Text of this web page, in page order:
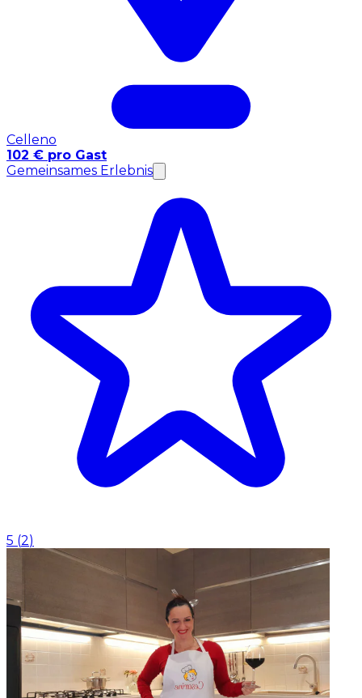
Celleno
102 € pro Gast
Gemeinsames Erlebnis
5 (2)